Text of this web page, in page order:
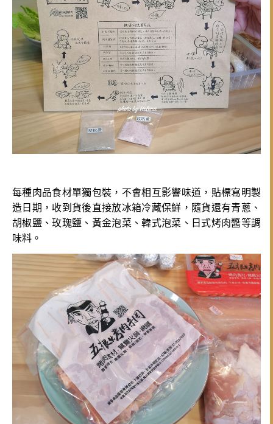
每種肉品食材單獨包裝，不會相互影響味道，貼標寫明製
造日期，收到貨後直接放冰箱冷藏保鮮，隨貨還有青蔥、
胡椒鹽、玫瑰鹽、黃金泡菜、韓式泡菜、日式烤肉醬等調
味料。